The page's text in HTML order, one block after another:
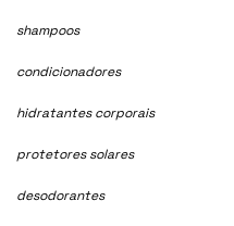
shampoos
condicionadores
hidratantes corporais
protetores solares
desodorantes